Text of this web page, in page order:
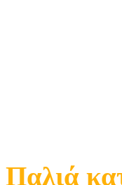
Παλιά